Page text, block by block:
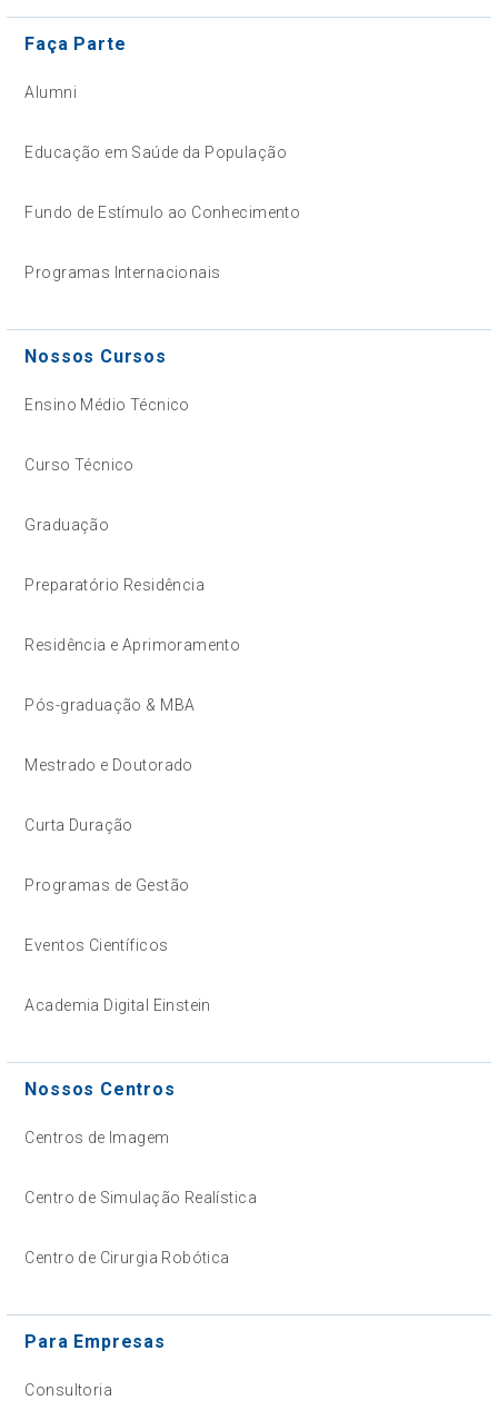
Faça Parte
Alumni
Educação em Saúde da População
Fundo de Estímulo ao Conhecimento
Programas Internacionais
Nossos Cursos
Ensino Médio Técnico
Curso Técnico
Graduação
Preparatório Residência
Residência e Aprimoramento
Pós-graduação & MBA
Mestrado e Doutorado
Curta Duração
Programas de Gestão
Eventos Científicos
Academia Digital Einstein
Nossos Centros
Centros de Imagem
Centro de Simulação Realística
Centro de Cirurgia Robótica
Para Empresas
Consultoria